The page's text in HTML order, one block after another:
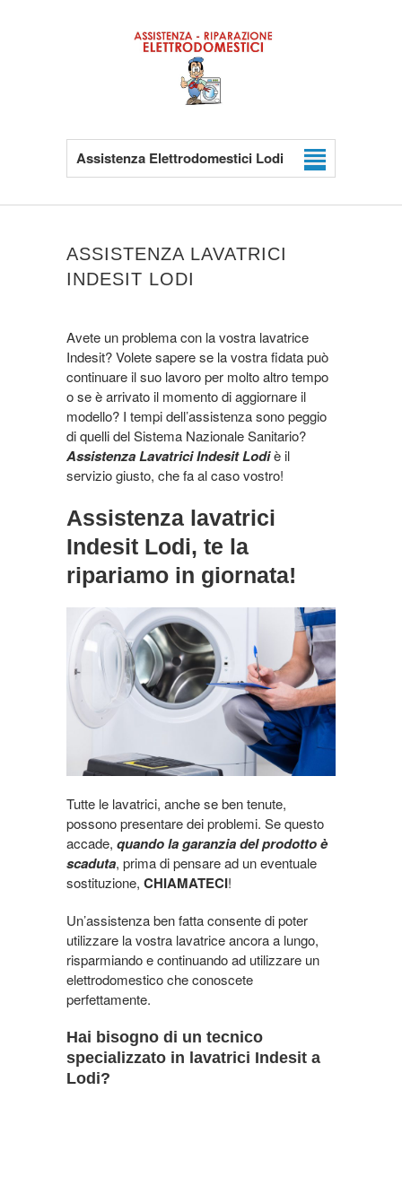
Assistenza Elettrodomestici Lodi
ASSISTENZA LAVATRICI
INDESIT LODI
Avete un problema con la vostra lavatrice
Indesit? Volete sapere se la vostra fidata può
continuare il suo lavoro per molto altro tempo
o se è arrivato il momento di aggiornare il
modello? I tempi dell’assistenza sono peggio
di quelli del Sistema Nazionale Sanitario?
Assistenza Lavatrici Indesit Lodiè il
servizio giusto, che fa al caso vostro!
Assistenza lavatrici
Indesit Lodi, te la
ripariamo in giornata!
Tutte le lavatrici, anche se ben tenute,
possono presentare dei problemi. Se questo
accade, quando la garanzia del prodotto è
scaduta, prima di pensare ad un eventuale
sostituzione, CHIAMATECI!
Un’assistenza ben fatta consente di poter
utilizzare la vostra lavatrice ancora a lungo,
risparmiando e continuando ad utilizzare un
elettrodomestico che conoscete
perfettamente.
Hai bisogno di un tecnico
specializzato in lavatrici Indesit a
Lodi?